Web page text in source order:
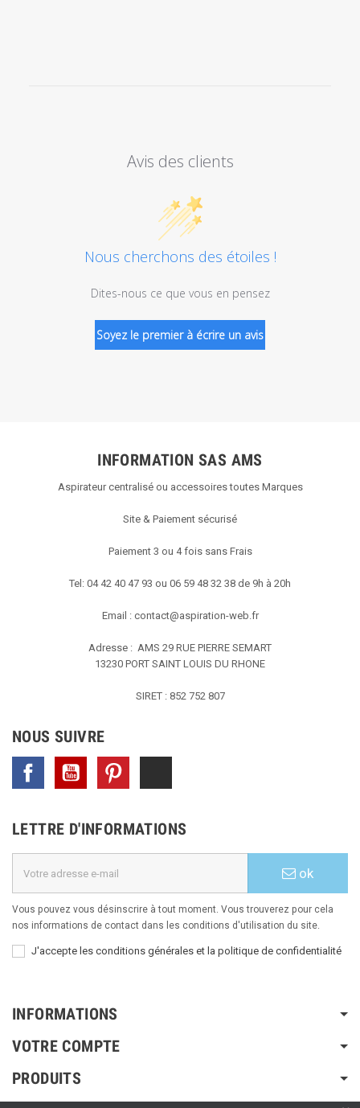
Avis des clients
Nous cherchons des étoiles !
Dites-nous ce que vous en pensez
Soyez le premier à écrire un avis
INFORMATION SAS AMS
Aspirateur centralisé ou accessoires toutes Marques
Site & Paiement sécurisé
Paiement 3 ou 4 fois sans Frais
Tel: 04 42 40 47 93 ou 06 59 48 32 38 de 9h à 20h
Email : contact@aspiration-web.fr
Adresse : AMS 29 RUE PIERRE SEMART
13230 PORT SAINT LOUIS DU RHONE
SIRET : 852 752 807
NOUS SUIVRE
Facebook YouTube
LETTRE D'INFORMATIONS
ok
Vous pouvez vous désinscrire à tout moment. Vous trouverez pour cela
nos informations de contact dans les conditions d'utilisation du site.
J'accepte les conditions générales et la politique de confidentialité
INFORMATIONS
VOTRE COMPTE
PRODUITS